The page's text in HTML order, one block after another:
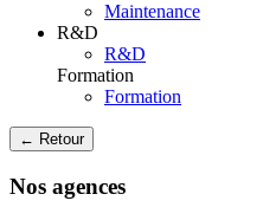
Maintenance
R&D
R&D
Formation
Formation
← Retour
Nos agences